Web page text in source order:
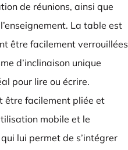
de réunions, ainsi que
La table est
être facilement verrouillées
d’inclinaison unique
pour lire ou écrire.
être facilement pliée et
mobile et le
lui permet de s’intégrer